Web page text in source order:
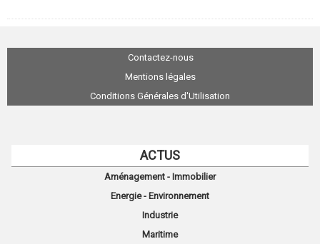
Contactez-nous
Mentions légales
Conditions Générales d'Utilisation
ACTUS
Aménagement - Immobilier
Energie - Environnement
Industrie
Maritime